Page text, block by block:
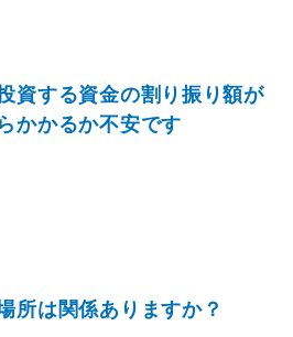
資する資金の割り振り額が
かかるか不安です
所は関係ありますか？